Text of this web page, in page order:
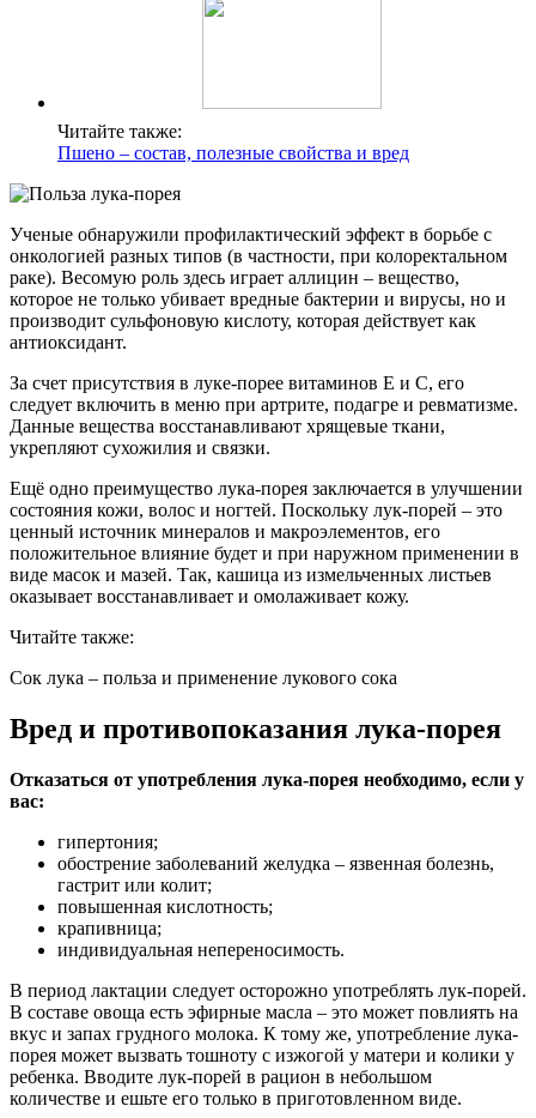
Читайте также:
Пшено – состав, полезные свойства и вред
Ученые обнаружили профилактический эффект в борьбе с
онкологией разных типов (в частности, при колоректальном
раке). Весомую роль здесь играет аллицин ‒ вещество,
которое не только убивает вредные бактерии и вирусы, но и
производит сульфоновую кислоту, которая действует как
антиоксидант.
За счет присутствия в луке-порее витаминов Е и С, его
следует включить в меню при артрите, подагре и ревматизме.
Данные вещества восстанавливают хрящевые ткани,
укрепляют сухожилия и связки.
Ещё одно преимущество лука-порея заключается в улучшении
состояния кожи, волос и ногтей. Поскольку лук-порей ‒ это
ценный источник минералов и макроэлементов, его
положительное влияние будет и при наружном применении в
виде масок и мазей. Так, кашица из измельченных листьев
оказывает восстанавливает и омолаживает кожу.
Читайте также:
Сок лука – польза и применение лукового сока
Вред и противопоказания лука-порея
Отказаться от употребления лука-порея необходимо, если у
вас:
гипертония;
обострение заболеваний желудка – язвенная болезнь,
гастрит или колит;
повышенная кислотность;
крапивница;
индивидуальная непереносимость.
В период лактации следует осторожно употреблять лук-порей.
В составе овоща есть эфирные масла – это может повлиять на
вкус и запах грудного молока. К тому же, употребление лука-
порея может вызвать тошноту с изжогой у матери и колики у
ребенка. Вводите лук-порей в рацион в небольшом
количестве и ешьте его только в приготовленном виде.